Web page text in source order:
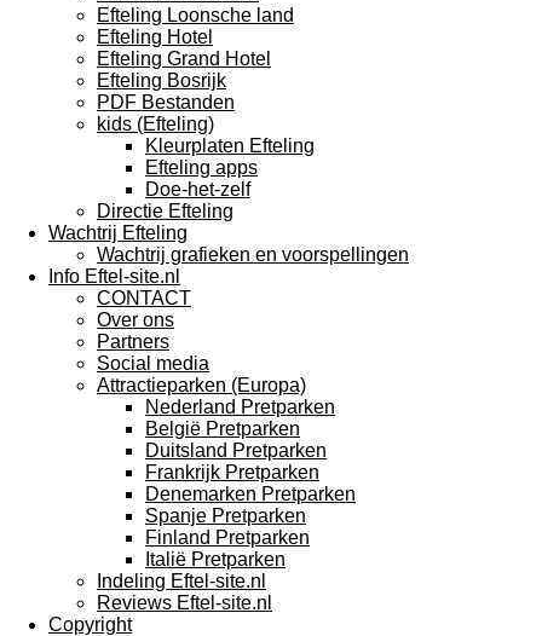
Efteling Loonsche land
Efteling Hotel
Efteling Grand Hotel
Efteling Bosrijk
PDF Bestanden
kids (Efteling)
Kleurplaten Efteling
Efteling apps
Doe-het-zelf
Directie Efteling
Wachtrij Efteling
Wachtrij grafieken en voorspellingen
Info Eftel-site.nl
CONTACT
Over ons
Partners
Social media
Attractieparken (Europa)
Nederland Pretparken
België Pretparken
Duitsland Pretparken
Frankrijk Pretparken
Denemarken Pretparken
Spanje Pretparken
Finland Pretparken
Italië Pretparken
Indeling Eftel-site.nl
Reviews Eftel-site.nl
Copyright